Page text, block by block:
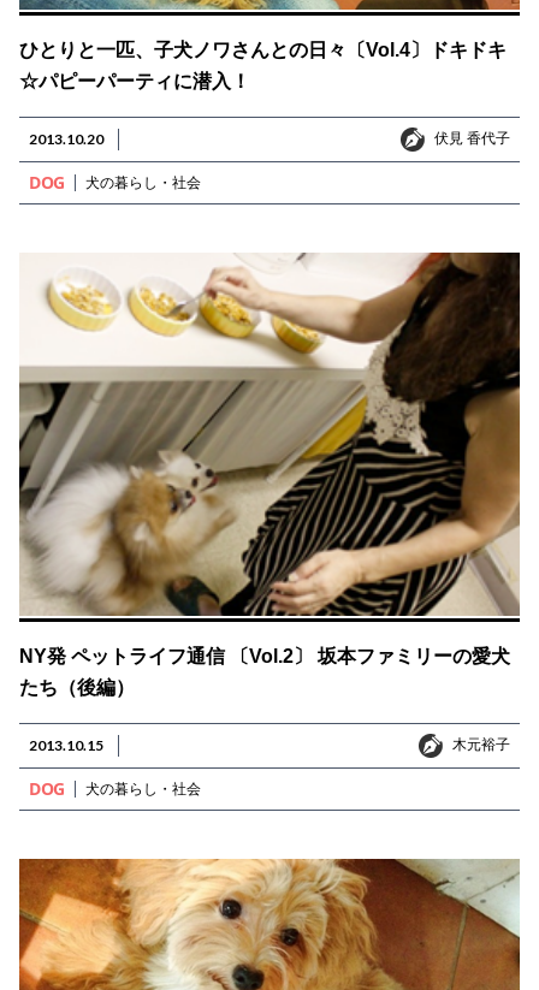
ひとりと一匹、子犬ノワさんとの日々〔Vol.4〕ドキドキ
☆パピーパーティに潜入！
2013.10.20 伏見 香代子
伏見 香代子
DOG 犬の暮らし・社会
NY発 ペットライフ通信 〔Vol.2〕 坂本ファミリーの愛犬
たち（後編）
2013.10.15 木元裕子
木元裕子
DOG 犬の暮らし・社会